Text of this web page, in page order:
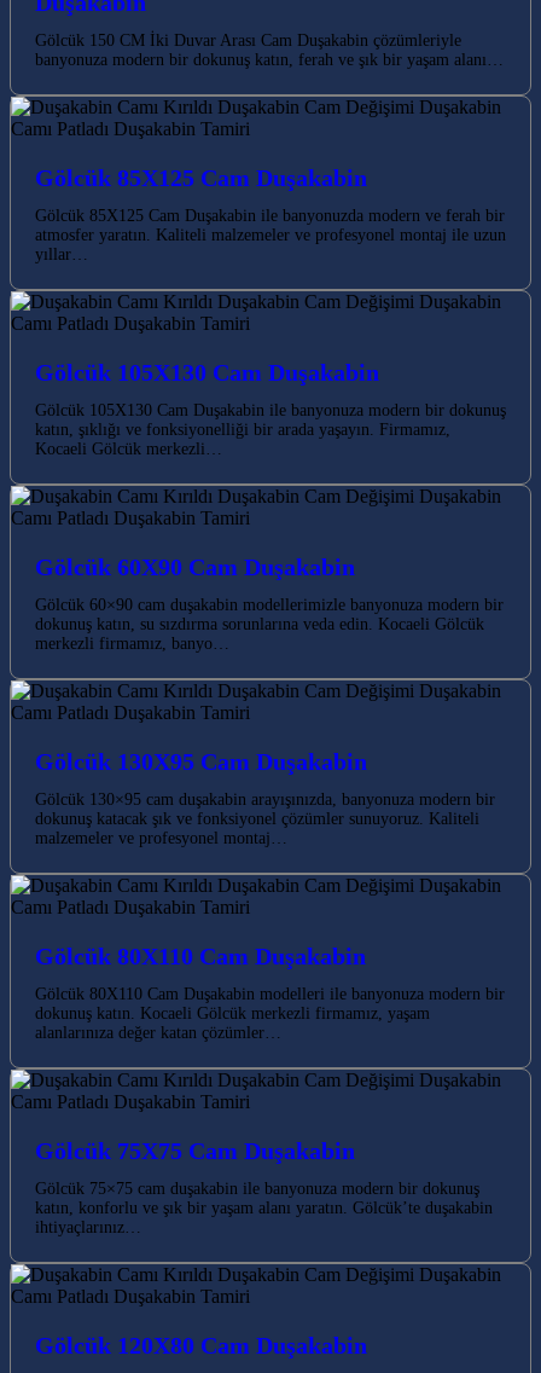
Gölcük 150 CM İki Duvar Arası Cam Duşakabin çözümleriyle
banyonuza modern bir dokunuş katın, ferah ve şık bir yaşam alanı…
Gölcük 85X125 Cam Duşakabin
Gölcük 85X125 Cam Duşakabin ile banyonuzda modern ve ferah bir
atmosfer yaratın. Kaliteli malzemeler ve profesyonel montaj ile uzun
yıllar…
Gölcük 105X130 Cam Duşakabin
Gölcük 105X130 Cam Duşakabin ile banyonuza modern bir dokunuş
katın, şıklığı ve fonksiyonelliği bir arada yaşayın. Firmamız,
Kocaeli Gölcük merkezli…
Gölcük 60X90 Cam Duşakabin
Gölcük 60×90 cam duşakabin modellerimizle banyonuza modern bir
dokunuş katın, su sızdırma sorunlarına veda edin. Kocaeli Gölcük
merkezli firmamız, banyo…
Gölcük 130X95 Cam Duşakabin
Gölcük 130×95 cam duşakabin arayışınızda, banyonuza modern bir
dokunuş katacak şık ve fonksiyonel çözümler sunuyoruz. Kaliteli
malzemeler ve profesyonel montaj…
Gölcük 80X110 Cam Duşakabin
Gölcük 80X110 Cam Duşakabin modelleri ile banyonuza modern bir
dokunuş katın. Kocaeli Gölcük merkezli firmamız, yaşam
alanlarınıza değer katan çözümler…
Gölcük 75X75 Cam Duşakabin
Gölcük 75×75 cam duşakabin ile banyonuza modern bir dokunuş
katın, konforlu ve şık bir yaşam alanı yaratın. Gölcük’te duşakabin
ihtiyaçlarınız…
Gölcük 120X80 Cam Duşakabin